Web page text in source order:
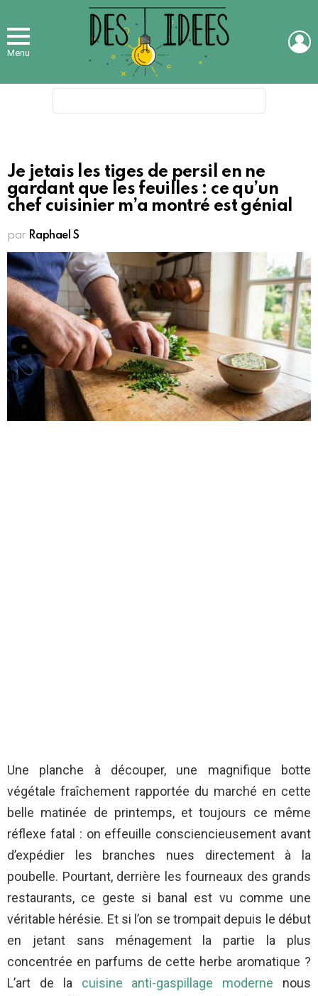
Menu
Je jetais les tiges de persil en ne
gardant que les feuilles : ce qu’un
chef cuisinier m’a montré est génial
par Raphael S
Une planche à découper, une magnifique botte
végétale fraîchement rapportée du marché en cette
belle matinée de printemps, et toujours ce même
réflexe fatal : on effeuille consciencieusement avant
d’expédier les branches nues directement à la
poubelle. Pourtant, derrière les fourneaux des grands
restaurants, ce geste si banal est vu comme une
véritable hérésie. Et si l’on se trompait depuis le début
en jetant sans ménagement la partie la plus
concentrée en parfums de cette herbe aromatique ?
L’art de la cuisine anti-gaspillage moderne nous